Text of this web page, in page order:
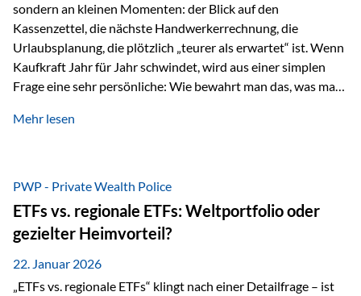
sondern an kleinen Momenten: der Blick auf den
Kassenzettel, die nächste Handwerkerrechnung, die
Urlaubsplanung, die plötzlich „teurer als erwartet“ ist. Wenn
Kaufkraft Jahr für Jahr schwindet, wird aus einer simplen
Frage eine sehr persönliche: Wie bewahrt man das, was man
Sachwerten mit einer Investition in Sachwerte zu
gerade dann, wenn Märkte nervös werden,…
Mehr lesen
PWP - Private Wealth Police
ETFs vs. regionale ETFs: Weltportfolio oder
gezielter Heimvorteil?
22. Januar 2026
„ETFs vs. regionale ETFs“ klingt nach einer Detailfrage – ist